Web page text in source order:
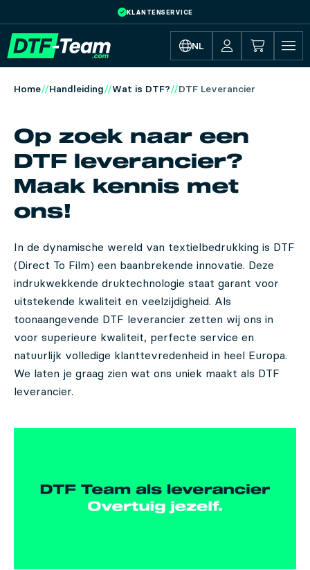
Skip to main content
SCHAALPRIJS 10,92 € PER LFM
NL
Home Handleiding Wat is DTF? DTF Leverancier
Op zoek naar een
DTF leverancier?
Maak kennis met
ons!
In de dynamische wereld van textielbedrukking is DTF
(Direct To Film) een baanbrekende innovatie. Deze
indrukwekkende druktechnologie staat garant voor
uitstekende kwaliteit en veelzijdigheid. Als
toonaangevende DTF leverancier zetten wij ons in
voor superieure kwaliteit, perfecte service en
natuurlijk volledige klanttevredenheid in heel Europa.
We laten je graag zien wat ons uniek maakt als DTF
leverancier.